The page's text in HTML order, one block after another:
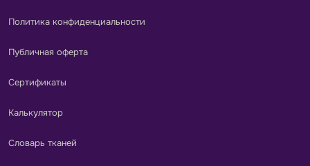
Политика конфиденциальности
Публичная оферта
Сертификаты
Калькулятор
Словарь тканей